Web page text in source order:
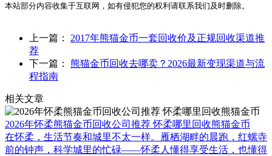
本站部分内容收集于互联网，如有侵犯您的权利请联系我们及时删除。
上一篇： 2017年熊猫金币一套回收价及正规回收渠道推
荐
下一篇： 熊猫金币回收去哪卖？2026最新变现渠道与流
程指南
相关文章
2026年怀柔熊猫金币回收公司推荐 怀柔哪里回收熊猫金币
在怀柔，生活节奏和城里不太一样。雁栖湖畔的晨跑，红螺寺
前的钟声，科学城里的忙碌——怀柔人懂得享受生活，也懂得